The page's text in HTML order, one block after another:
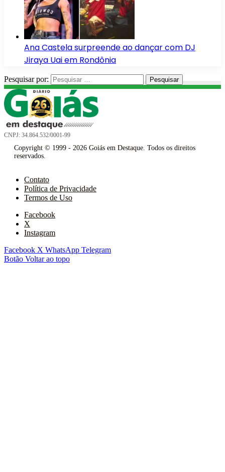
Ana Castela surpreende ao dançar com DJ
Jiraya Uai em Rondônia
Pesquisar por:
CNPJ: 34.864.532/0001-99
Copyright © 1999 - 2026 Goiás em Destaque. Todos os direitos
reservados.
Contato
Política de Privacidade
Termos de Uso
Facebook
X
Instagram
Facebook X WhatsApp Telegram
Botão Voltar ao topo